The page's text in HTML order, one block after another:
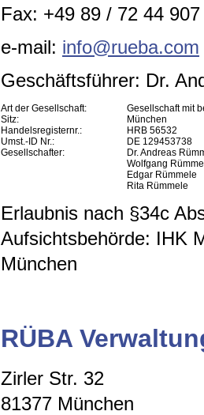
Fax: +49 89 / 72 44
e-mail: info@rueba.com
Geschäftsführer: Dr.
Art der Gesellschaft:
Gesellschaft mit
Sitz:
München
Handelsregisternr.:
HRB 56532
Umst.-ID Nr.:
DE 129453738
Gesellschafter:
Dr. Andreas
Wolfgang
Edgar Rümmele
Rita Rümmele
Erlaubnis nach §34c
Aufsichtsbehörde: IHK
München
RÜBA
Zirler Str. 32
81377 München